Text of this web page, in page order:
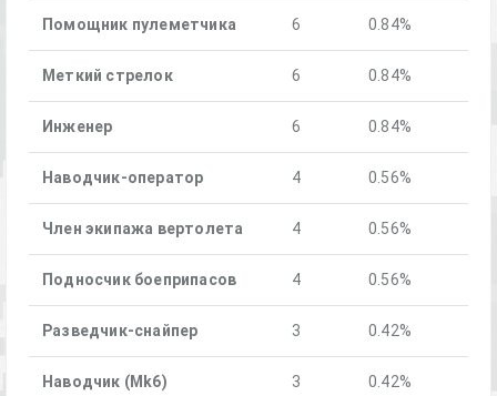
Помощник пулеметчика 6 0.84%
Меткий стрелок 6 0.84%
Инженер 6 0.84%
Наводчик-оператор 4 0.56%
Член экипажа вертолета 4 0.56%
Подносчик боеприпасов 4 0.56%
Разведчик-снайпер 3 0.42%
Наводчик (Mk6) 3 0.42%